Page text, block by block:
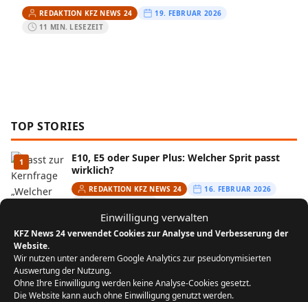
Einwilligung verwalten
KFZ News 24 verwendet Cookies zur Analyse und Verbesserung der
Website.
Wir nutzen unter anderem Google Analytics zur pseudonymisierten
Auswertung der Nutzung.
Ohne Ihre Einwilligung werden keine Analyse-Cookies gesetzt.
Die Website kann auch ohne Einwilligung genutzt werden.
bricht weniger schnell aus, und beim Anfahren auf
Schnee…
REDAKTION KFZ NEWS 24
19. FEBRUAR 2026
11 MIN. LESEZEIT
TOP STORIES
1
E10, E5 oder Super Plus: Welcher Sprit passt
wirklich?
REDAKTION KFZ NEWS 24
16. FEBRUAR 2026
2
FIN entschlüsseln: Baujahr, Motor &
REDAKTION KFZ NEWS 24
10 MIN. LESEZEIT